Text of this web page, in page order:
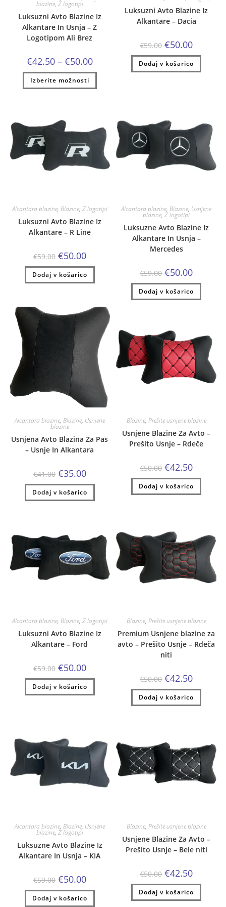
blazine, Z logotipi
Luksuzni Avto Blazine Iz
Alkantare In Usnja – Z
Logotipom Ali Brez
€42.50 – €50.00Cenovni
razpon:
od
do
Izberite možnosti
Ta
ima
izberete
na
strani
izdelka
Luksuzni Avto Blazine Iz
Alkantare – Dacia
€59.00 Izvirna
cena
je
bila:
€59.00.
€50.00Trenutna
je:
€50.00.
Dodaj v košarico
Alcantara blazine, Blazine, Z logotipi
Luksuzni Avto Blazine Iz
Alkantare – R Line
€59.00 Izvirna
cena
je
bila:
€59.00.
€50.00Trenutna
cena
je:
€50.00.
Dodaj v košarico
Alcantara blazine,Blazine, Usnjene
blazine,Z logotipi
Luksuzne Avto Blazine Iz
Alkantare In Usnja –
Mercedes
€59.00 Izvirna
cena
je
bila:
€59.00.
€50.00Trenutna
je:
€50.00.
Dodaj v košarico
Alcantara blazine, Blazine, Usnjene
blazine
Usnjena Avto Blazina Za Pas
– Usnje In Alkantara
€41.00 Izvirna
cena
je
bila:
€41.00.
€35.00Trenutna
cena
je:
€35.00.
Dodaj v košarico
Blazine, Prešite usnjene blazine
Usnjene Blazine Za Avto –
Prešito Usnje – Rdeče
€50.00 Izvirna
cena
je
bila:
€50.00.
€42.50Trenutna
je:
€42.50.
Dodaj v košarico
Alcantara blazine, Blazine, Z logotipi
Luksuzni Avto Blazine Iz
Alkantare – Ford
€59.00 Izvirna
cena
je
bila:
€59.00.
€50.00Trenutna
cena
je:
€50.00.
Dodaj v košarico
Blazine, Prešite usnjene blazine
Premium Usnjene blazine za
avto – Prešito Usnje – Rdeča
niti
€50.00 Izvirna
cena
je
bila:
€50.00.
€42.50Trenutna
je:
€42.50.
Dodaj v košarico
Alcantara blazine, Blazine, Usnjene
blazine, Z logotipi
Luksuzne Avto Blazine Iz
Alkantare In Usnja – KIA
€59.00 Izvirna
cena
je
bila:
€50.00Trenutna
cena
je:
€50.00.
Dodaj v košarico
Blazine, Prešite usnjene blazine
Usnjene Blazine Za Avto –
Prešito Usnje – Bele niti
€50.00 Izvirna
cena
je
bila:
€50.00.
€42.50Trenutna
je:
€42.50.
Dodaj v košarico